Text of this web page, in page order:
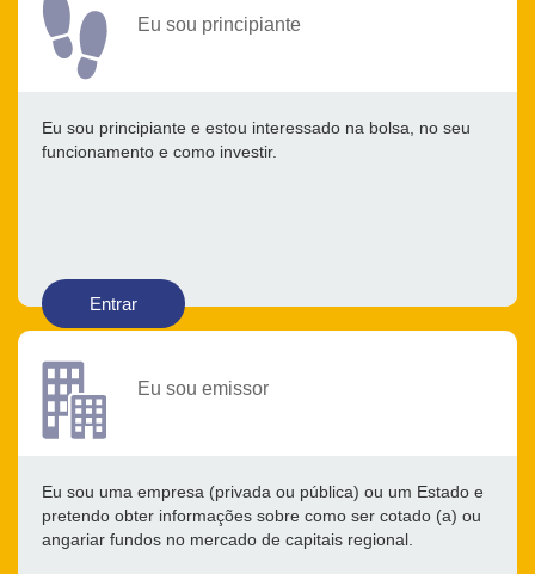
Eu sou principiante
Eu sou principiante e estou interessado na bolsa, no seu
funcionamento e como investir.
Entrar
Eu sou emissor
Eu sou uma empresa (privada ou pública) ou um Estado e
pretendo obter informações sobre como ser cotado (a) ou
angariar fundos no mercado de capitais regional.